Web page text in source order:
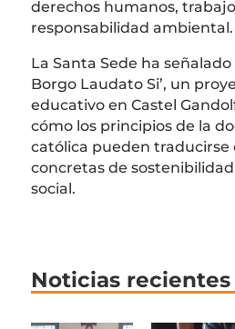
derechos humanos,
responsabilidad ambiental.
La Santa Sede ha
Borgo Laudato Si’, un
educativo en Castel
cómo los principios de la
católica pueden traducirse
concretas de
social.
Noticias recientes